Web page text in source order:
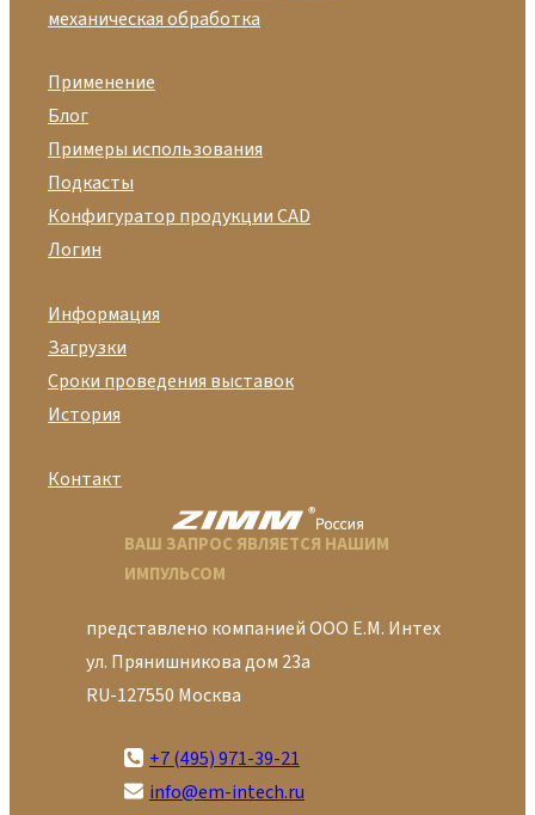
механическая обработка
Применение
Блог
Примеры использования
Подкасты
Конфигуратор продукции CAD
Логин
Информация
Загрузки
Сроки проведения выставок
История
Контакт
ВАШ ЗАПРОС ЯВЛЯЕТСЯ НАШИМ
ИМПУЛЬСОМ
представлено компанией ООО Е.М. Интех
ул. Прянишникова дом 23а
RU-127550 Москва
+7 (495) 971-39-21
info@em-intech.ru